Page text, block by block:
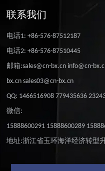
联系我们
电话1: +86-576-87512187
电话2: +86-576-87510445
邮箱:sales@cn-bx.cn info@cn-
bx.cn sales03@cn-bx.cn
QQ: 1466516908 779435636
微信:
15888600291 15888600289
地址:浙江省玉环海洋经济转型